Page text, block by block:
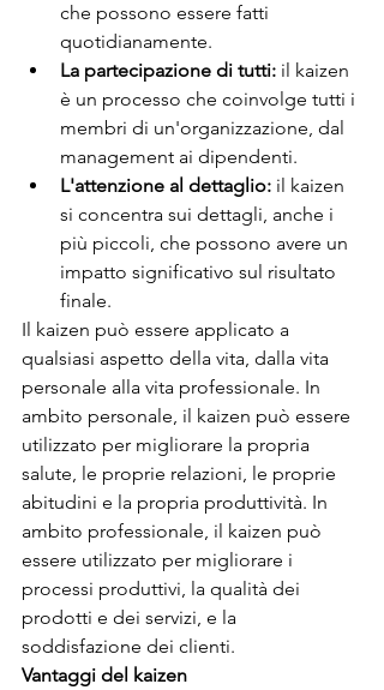
che possono essere fatti
quotidianamente.
La partecipazione di tutti: il kaizen
è un processo che coinvolge tutti i
membri di un'organizzazione, dal
management ai dipendenti.
L'attenzione al dettaglio: il kaizen
si concentra sui dettagli, anche i
più piccoli, che possono avere un
impatto significativo sul risultato
finale.
Il kaizen può essere applicato a
qualsiasi aspetto della vita, dalla vita
personale alla vita professionale. In
ambito personale, il kaizen può essere
utilizzato per migliorare la propria
salute, le proprie relazioni, le proprie
abitudini e la propria produttività. In
ambito professionale, il kaizen può
essere utilizzato per migliorare i
processi produttivi, la qualità dei
prodotti e dei servizi, e la
soddisfazione dei clienti.
Vantaggi del kaizen